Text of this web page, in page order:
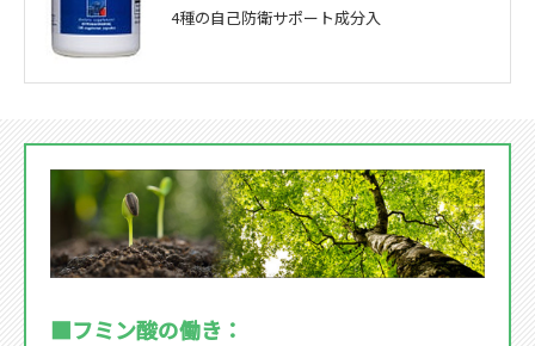
4種の自己防衛サポート成分入
■フミン酸の働き：